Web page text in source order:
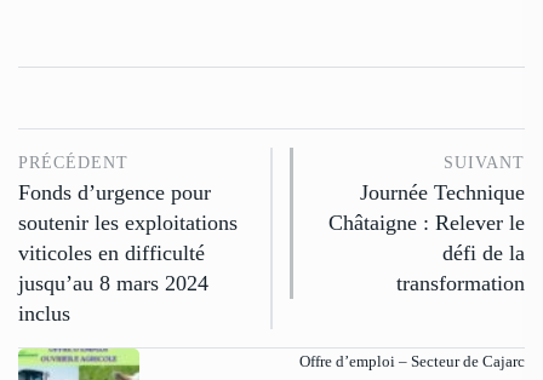
PRÉCÉDENT
Fonds d’urgence pour
soutenir les exploitations
viticoles en difficulté
jusqu’au 8 mars 2024
inclus
SUIVANT
Journée Technique
Châtaigne : Relever le
défi de la
transformation
Offre d’emploi – Secteur de Cajarc